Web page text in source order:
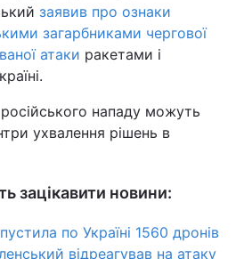
заявив про ознаки
загарбниками чергової
атаки ракетами і
нападу можуть
ухвалення рішень в
зацікавити новини:
по Україні 1560 дронів
відреагував на атаку